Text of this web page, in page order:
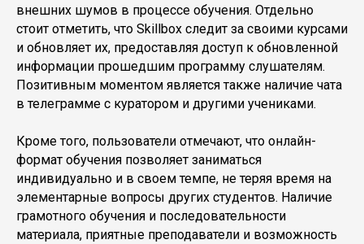
внешних шумов в процессе обучения. Отдельно
стоит отметить, что Skillbox следит за своими курсами
и обновляет их, предоставляя доступ к обновленной
информации прошедшим программу слушателям.
Позитивным моментом является также наличие чата
в телеграмме с куратором и другими учениками.
Кроме того, пользователи отмечают, что онлайн-
формат обучения позволяет заниматься
индивидуально и в своем темпе, не теряя время на
элементарные вопросы других студентов. Наличие
грамотного обучения и последовательности
материала, приятные преподаватели и возможность